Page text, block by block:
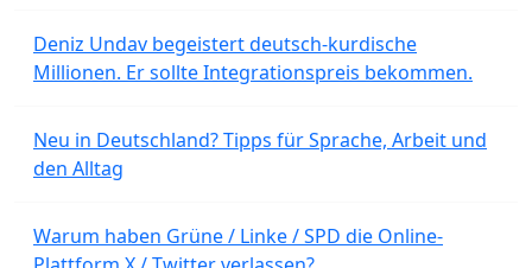
Deniz Undav begeistert deutsch-kurdische
Millionen. Er sollte Integrationspreis bekommen.
Neu in Deutschland? Tipps für Sprache, Arbeit und
den Alltag
Warum haben Grüne / Linke / SPD die Online-